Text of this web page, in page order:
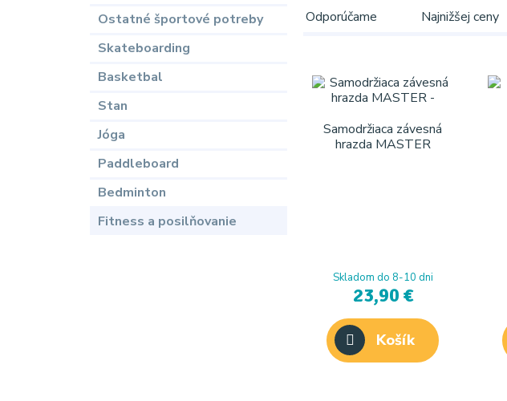
Ostatné športové potreby
Skateboarding
Basketbal
Stan
Jóga
Paddleboard
Bedminton
Fitness a posilňovanie
Odporúčame Najnižšej ceny
Samodržiaca závesná
hrazda MASTER
Skladom do 8-10 dni
23,90 €
Košík